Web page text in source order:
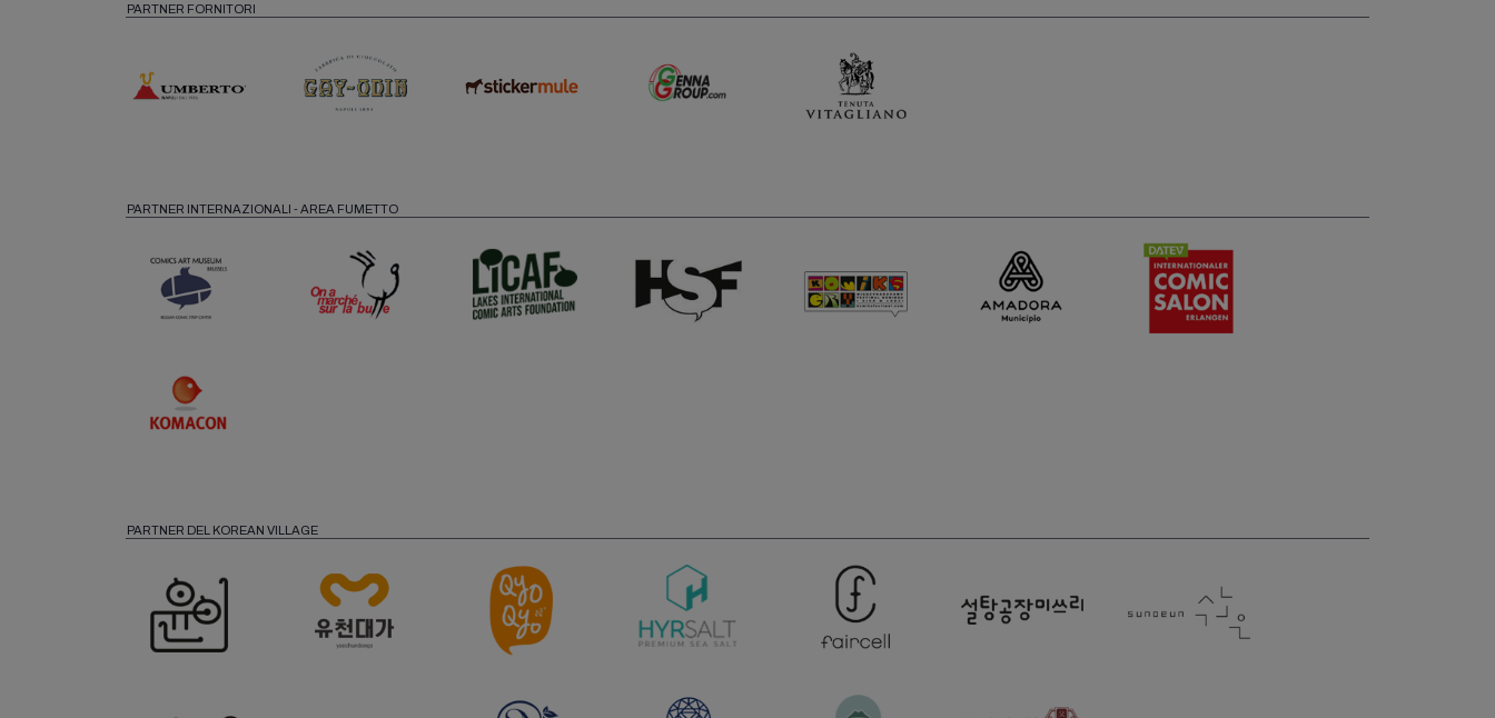
PARTNER FORNITORI
PARTNER INTERNAZIONALI - AREA FUMETTO
PARTNER DEL KOREAN VILLAGE